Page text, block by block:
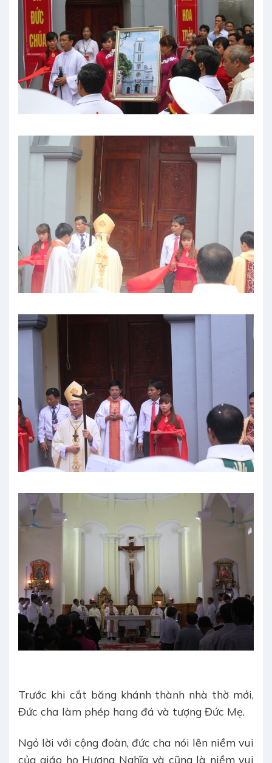
Trước khi cắt băng khánh thành nhà thờ mới,
Đức cha làm phép hang đá và tượng Đức Mẹ.
Ngỏ lời với cộng đoàn, đức cha nói lên niềm vui
của giáo họ Hương Nghĩa và cũng là niềm vui